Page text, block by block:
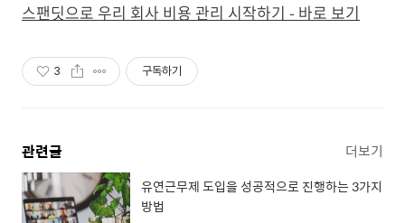
스팬딧으로 우리 회사 비용 관리 시작하기 - 바로 보기
3 구독하기
관련글 더보기
유연근무제 도입을 성공적으로 진행하는 3가지
방법